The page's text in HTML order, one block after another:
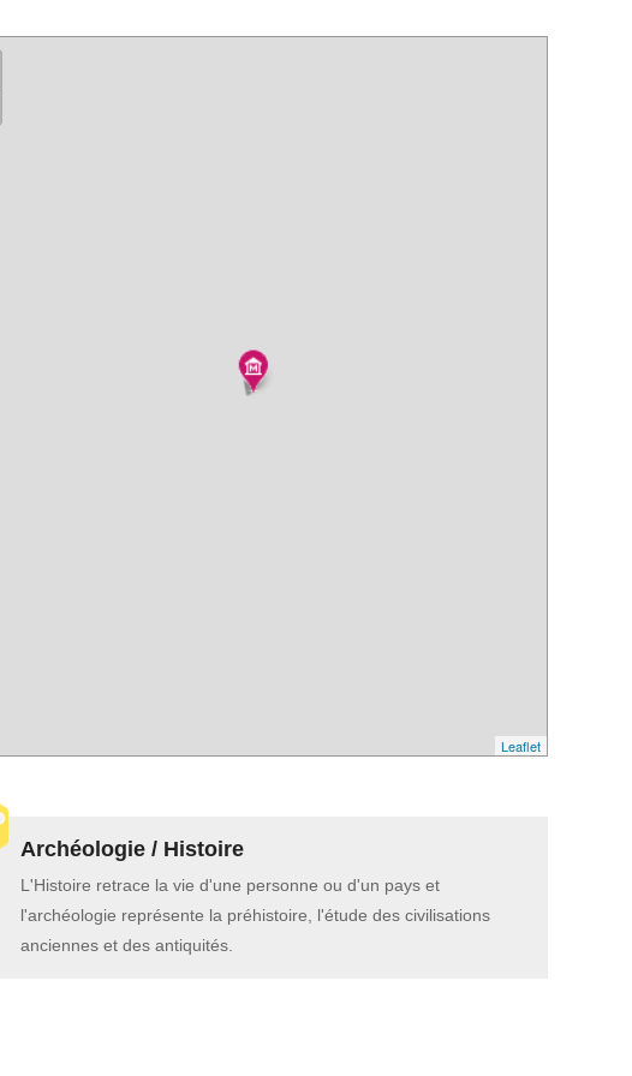
Leaflet
Archéologie / Histoire
L'Histoire retrace la vie d'une personne ou d'un pays et
l'archéologie représente la préhistoire, l'étude des civilisations
anciennes et des antiquités.